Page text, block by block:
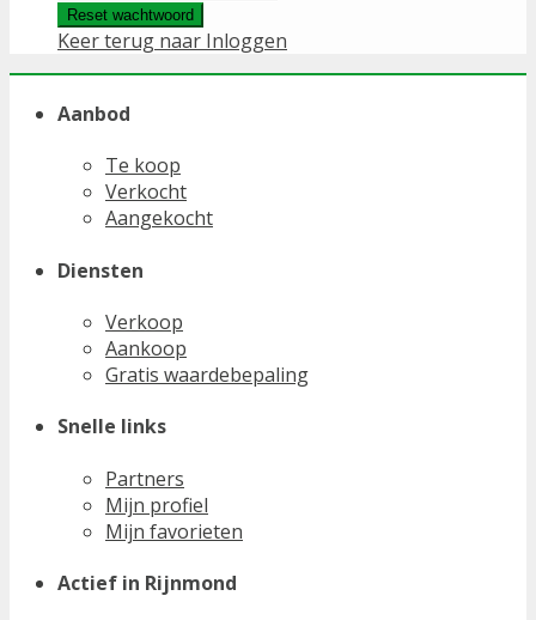
Reset wachtwoord
Keer terug naar Inloggen
Aanbod
Te koop
Verkocht
Aangekocht
Diensten
Verkoop
Aankoop
Gratis waardebepaling
Snelle links
Partners
Mijn profiel
Mijn favorieten
Actief in Rijnmond